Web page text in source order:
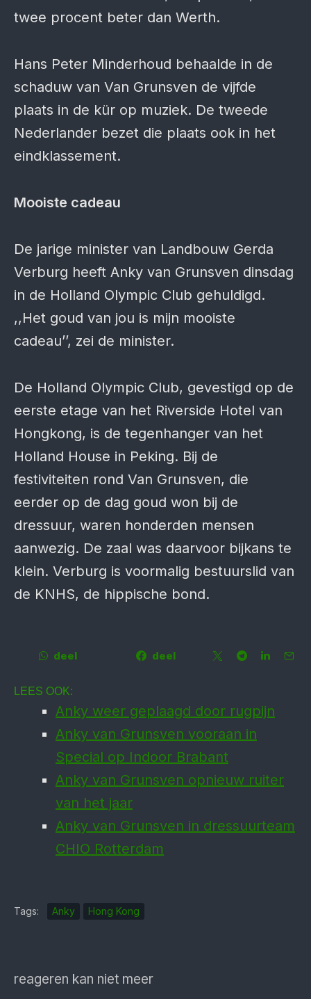
twee procent beter dan Werth.
Hans Peter Minderhoud behaalde in de
schaduw van Van Grunsven de vijfde
plaats in de kür op muziek. De tweede
Nederlander bezet die plaats ook in het
eindklassement.
Mooiste cadeau
De jarige minister van Landbouw Gerda
Verburg heeft Anky van Grunsven dinsdag
in de Holland Olympic Club gehuldigd.
,,Het goud van jou is mijn mooiste
cadeau’’, zei de minister.
De Holland Olympic Club, gevestigd op de
eerste etage van het Riverside Hotel van
Hongkong, is de tegenhanger van het
Holland House in Peking. Bij de
festiviteiten rond Van Grunsven, die
eerder op de dag goud won bij de
dressuur, waren honderden mensen
aanwezig. De zaal was daarvoor bijkans te
klein. Verburg is voormalig bestuurslid van
de KNHS, de hippische bond.
deel deel
LEES OOK:
Anky weer geplaagd door rugpijn
Anky van Grunsven vooraan in
Special op Indoor Brabant
Anky van Grunsven opnieuw ruiter
van het jaar
Anky van Grunsven in dressuurteam
CHIO Rotterdam
Tags: Anky Hong Kong
reageren kan niet meer